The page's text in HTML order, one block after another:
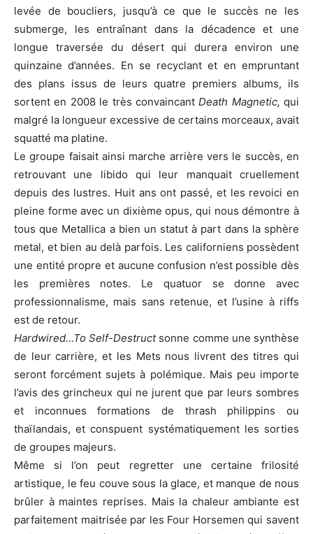
levée de boucliers, jusqu’à ce que le succès ne les
submerge, les entraînant dans la décadence et une
longue traversée du désert qui durera environ une
quinzaine d’années. En se recyclant et en empruntant
des plans issus de leurs quatre premiers albums, ils
sortent en 2008 le très convaincantDeath Magnetic, qui
malgré la longueur excessive de certains morceaux, avait
squatté ma platine.
Le groupe faisait ainsi marche arrière vers le succès, en
retrouvant une libido qui leur manquait cruellement
depuis des lustres. Huit ans ont passé, et les revoici en
pleine forme avec un dixième opus, qui nous démontre à
tous que Metallica a bien un statut à part dans la sphère
metal, et bien au delà parfois. Les californiens possèdent
une entité propre et aucune confusion n’est possible dès
les premières notes. Le quatuor se donne avec
professionnalisme, mais sans retenue, et l’usine à riffs
est de retour.
Hardwired…To Self-Destructsonne comme une synthèse
de leur carrière, et les Mets nous livrent des titres qui
seront forcément sujets à polémique. Mais peu importe
l’avis des grincheux qui ne jurent que par leurs sombres
et inconnues formations de thrash philippins ou
thaïlandais, et conspuent systématiquement les sorties
de groupes majeurs.
Même si l’on peut regretter une certaine frilosité
artistique, le feu couve sous la glace, et manque de nous
brûler à maintes reprises. Mais la chaleur ambiante est
parfaitement maitrisée par les Four Horsemen qui savent